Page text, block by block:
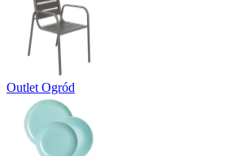
Outlet Ogród